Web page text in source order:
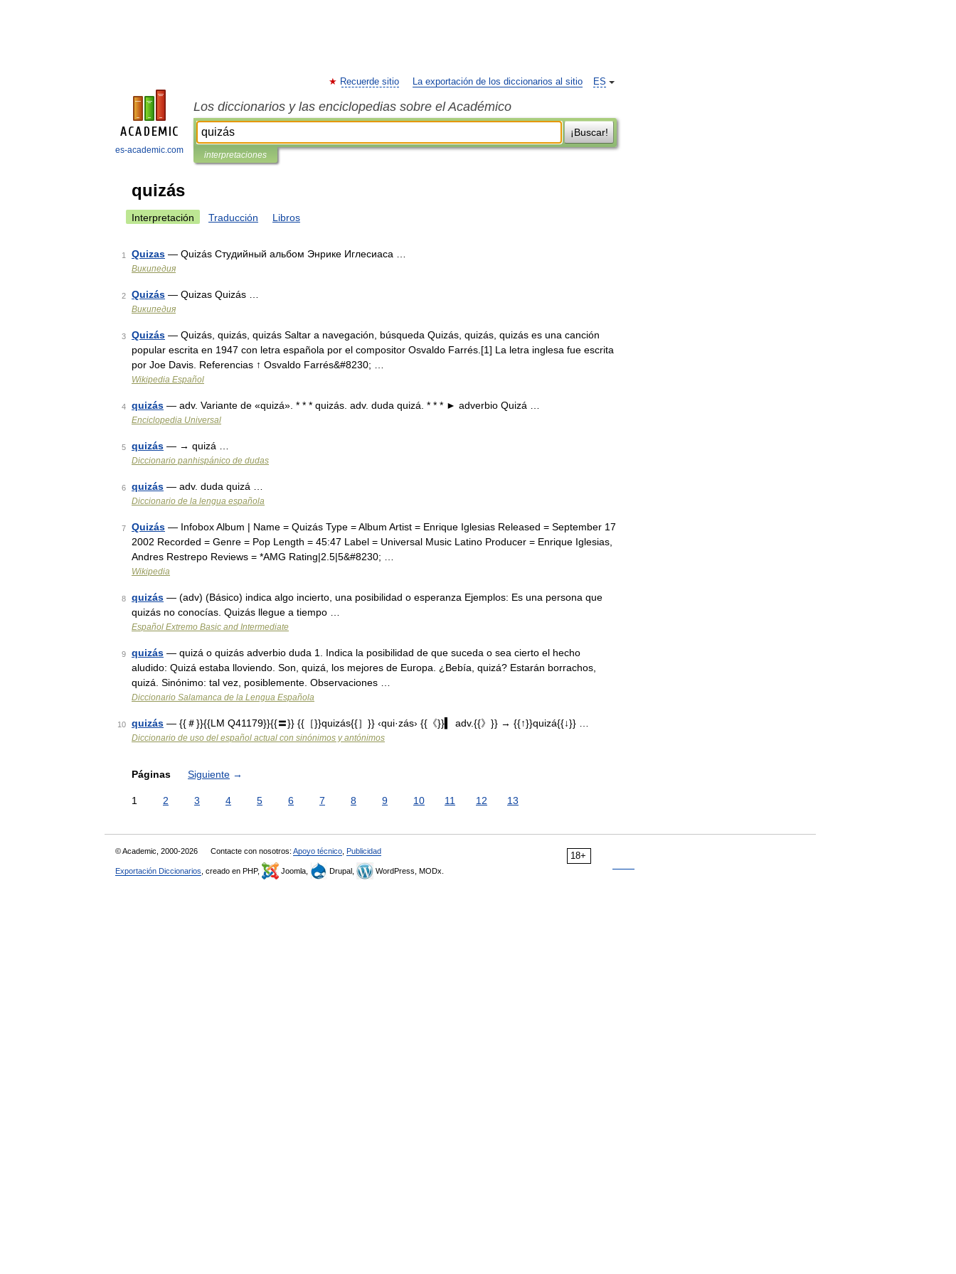
es-academic.com
ES
Recuerde sitio La exportación de los diccionarios al sitio
Los diccionarios y las enciclopedias sobre el Académico
¡Buscar!
interpretaciones
quizás
Interpretación Traducción Libros
1 Quizas — Quizás Студийный альбом Энрике Иглесиаса …
Википедия
2 Quizás — Quizas Quizás …
Википедия
3 Quizás — Quizás, quizás, quizás Saltar a navegación, búsqueda Quizás, quizás, quizás es una canción
popular escrita en 1947 con letra española por el compositor Osvaldo Farrés.[1] La letra inglesa fue escrita
por Joe Davis. Referencias ↑ Osvaldo Farrés&#8230; …
Wikipedia Español
4 quizás — adv. Variante de «quizá». * * * quizás. adv. duda quizá. * * * ► adverbio Quizá …
Enciclopedia Universal
5 quizás — → quizá …
Diccionario panhispánico de dudas
6 quizás — adv. duda quizá …
Diccionario de la lengua española
7 Quizás — Infobox Album | Name = Quizás Type = Album Artist = Enrique Iglesias Released = September 17
2002 Recorded = Genre = Pop Length = 45:47 Label = Universal Music Latino Producer = Enrique Iglesias,
Andres Restrepo Reviews = *AMG Rating|2.5|5&#8230; …
Wikipedia
8 quizás — (adv) (Básico) indica algo incierto, una posibilidad o esperanza Ejemplos: Es una persona que
quizás no conocías. Quizás llegue a tiempo …
Español Extremo Basic and Intermediate
9 quizás — quizá o quizás adverbio duda 1. Indica la posibilidad de que suceda o sea cierto el hecho
aludido: Quizá estaba lloviendo. Son, quizá, los mejores de Europa. ¿Bebía, quizá? Estarán borrachos,
quizá. Sinónimo: tal vez, posiblemente. Observaciones …
Diccionario Salamanca de la Lengua Española
10 quizás — {{＃}}{{LM Q41179}}{{〓}} {{［}}quizás{{］}} ‹qui·zás› {{《}}▍ adv.{{》}} → {{↑}}quizá{{↓}} …
Diccionario de uso del español actual con sinónimos y antónimos
Páginas Siguiente →
1 2 3 4 5 6 7 8 9 10 11 12 13
18+
© Academic, 2000-2026 Contacte con nosotros: Apoyo técnico Publicidad
Exportación Diccionarios , creado en PHP, Joomla, Drupal, WordPress, MODx.